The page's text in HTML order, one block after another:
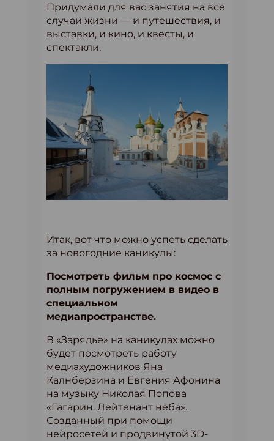
Придумали для вас занятия на все
случаи жизни — и путешествия, и
выставки, и кино, и квесты, и
спектакли.
Итак, вот что можно успеть сделать
за новогодние каникулы:
Посмотреть фильм про космос с
полным погружением в видео в
специальном
медиапространстве.
В «Зарядье» на каникулах можно
будет посмотреть работу
медиахудожников Яна
Калнберзина и Евгения Афонина
на музыку Николая Попова
«Гагарин. Лейтенант неба».
Созданный при помощи
нейросетей и продвинутой 3D-